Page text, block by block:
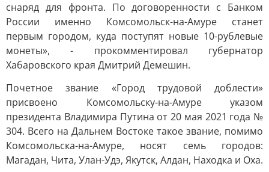
снаряд для фронта. По договоренности с Банком
России именно Комсомольск-на-Амуре станет
первым городом, куда поступят новые 10-рублевые
монеты», - прокомментировал губернатор
Хабаровского края Дмитрий Демешин.
Почетное звание «Город трудовой доблести»
присвоено Комсомольску-на-Амуре указом
президента Владимира Путина от 20 мая 2021 года №
304. Всего на Дальнем Востоке такое звание, помимо
Комсомольска-на-Амуре, носят семь городов:
Магадан, Чита, Улан-Удэ, Якутск, Алдан, Находка и Оха.